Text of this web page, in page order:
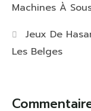
Machines À
Jeux De
Les Belges